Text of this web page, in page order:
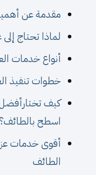
مقدمة عن
لماذا تحتاج
أنواع خدمات
خطوات تنفيذ
كيف
اسطح
أقوى خدمات
الطائف